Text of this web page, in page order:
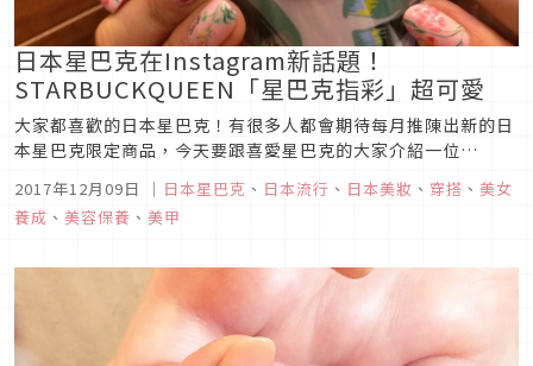
日本星巴克在Instagram新話題！
STARBUCKQUEEN「星巴克指彩」超可愛
大家都喜歡的日本星巴克！有很多人都會期待每月推陳出新的日
本星巴克限定商品，今天要跟喜愛星巴克的大家介紹一位
Instagramer。她的名字就叫做「STARBUCKQUEEN・
AYUMIN」。除了分享日本星巴克客製化點餐法，還會發表獨創
的星巴克指甲彩繪設計，成為時尚話題♡
2017年12月09日 ｜ 日本星巴克 、 日本流行 、 日本美妝 、 穿搭 、 美女
養成 、 美容保養 、 美甲